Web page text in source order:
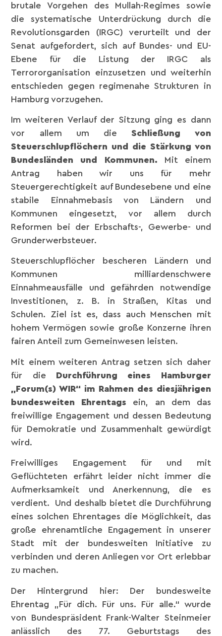
brutale Vorgehen des Mullah-Regimes sowie
die systematische Unterdrückung durch die
Revolutionsgarden (IRGC) verurteilt und der
Senat aufgefordert, sich auf Bundes- und EU-
Ebene für die Listung der IRGC als
Terrororganisation einzusetzen und weiterhin
entschieden gegen regimenahe Strukturen in
Hamburg vorzugehen.
Im weiteren Verlauf der Sitzung ging es dann
vor allem um die Schließung von
Steuerschlupflöchern und die Stärkung von
Bundesländen und Kommunen. Mit einem
Antrag haben wir uns für mehr
Steuergerechtigkeit auf Bundesebene und eine
stabile Einnahmebasis von Ländern und
Kommunen eingesetzt, vor allem durch
Reformen bei der Erbschafts-, Gewerbe- und
Grunderwerbsteuer.
Steuerschlupflöcher bescheren Ländern und
Kommunen milliardenschwere
Einnahmeausfälle und gefährden notwendige
Investitionen, z. B. in Straßen, Kitas und
Schulen. Ziel ist es, dass auch Menschen mit
hohem Vermögen sowie große Konzerne ihren
fairen Anteil zum Gemeinwesen leisten.
Mit einem weiteren Antrag setzen sich daher
für die Durchführung eines Hamburger
„Forum(s) WIR“ im Rahmen des diesjährigen
bundesweiten Ehrentags ein, an dem das
freiwillige Engagement und dessen Bedeutung
für Demokratie und Zusammenhalt gewürdigt
wird.
Freiwilliges Engagement für und mit
Geflüchteten erfährt leider nicht immer die
Aufmerksamkeit und Anerkennung, die es
verdient. Und deshalb bietet die Durchführung
eines solchen Ehrentages die Möglichkeit, das
große ehrenamtliche Engagement in unserer
Stadt mit der bundesweiten Initiative zu
verbinden und deren Anliegen vor Ort erlebbar
zu machen.
Der Hintergrund hier: Der bundesweite
Ehrentag „Für dich. Für uns. Für alle.“ wurde
von Bundespräsident Frank-Walter Steinmeier
anlässlich des 77. Geburtstags des